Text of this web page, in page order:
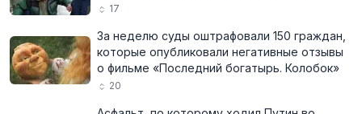
17
За неделю суды оштрафовали 150 граждан,
которые опубликовали негативные отзывы
о фильме «Последний богатырь. Колобок»
20